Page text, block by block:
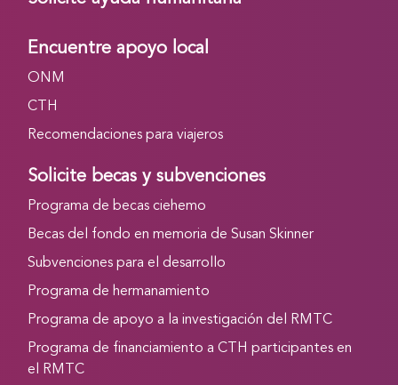
Encuentre apoyo local
ONM
CTH
Recomendaciones para viajeros
Solicite becas y subvenciones
Programa de becas ciehemo
Becas del fondo en memoria de Susan Skinner
Subvenciones para el desarrollo
Programa de hermanamiento
Programa de apoyo a la investigación del RMTC
Programa de financiamiento a CTH participantes en
el RMTC